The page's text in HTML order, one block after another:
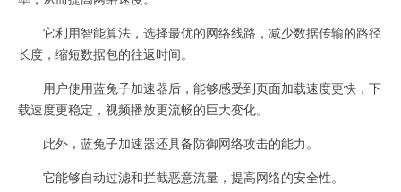
它利用智能算法，选择最优的网络线路，减少数据传输的路径
长度，缩短数据包的往返时间。
用户使用蓝兔子加速器后，能够感受到页面加载速度更快，下
载速度更稳定，视频播放更流畅的巨大变化。
此外，蓝兔子加速器还具备防御网络攻击的能力。
它能够自动过滤和拦截恶意流量，提高网络的安全性。